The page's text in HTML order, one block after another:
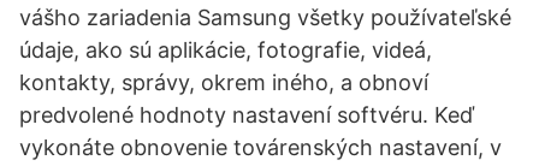
vášho zariadenia Samsung všetky používateľské
údaje, ako sú aplikácie, fotografie, videá,
kontakty, správy, okrem iného, a obnoví
predvolené hodnoty nastavení softvéru. Keď
vykonáte obnovenie továrenských nastavení, v